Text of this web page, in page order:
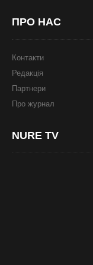
ПРО НАС
Контакти
Редакція
Партнери
Про журнал
NURE TV